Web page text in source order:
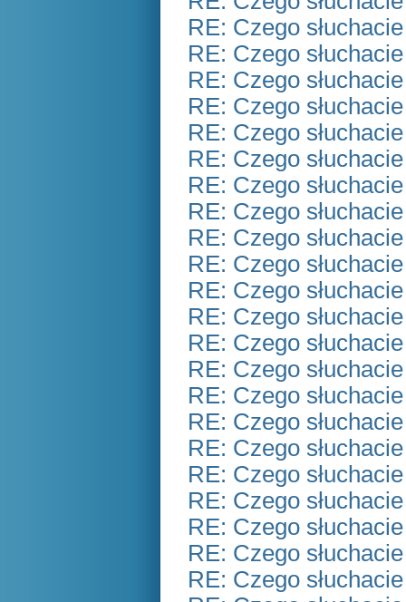
RE: Czego
RE: Czego
RE: Czego
RE: Czego
RE: Czego
RE: Czego
RE: Czego
RE: Czego
RE: Czego
RE: Czego
RE: Czego
RE: Czego
RE: Czego
RE: Czego
RE: Czego
RE: Czego
RE: Czego
RE: Czego
RE: Czego
RE: Czego
RE: Czego
RE: Czego